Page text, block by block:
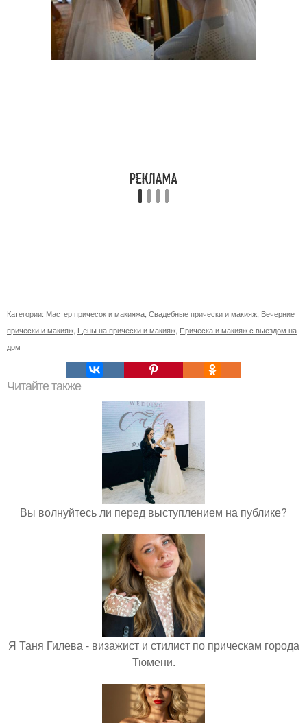
Категории: Мастер причесок и макияжа Свадебные прически и макияж Вечерние
прически и макияж Цены на прически и макияж Прическа и макияж с выездом на
дом
Читайте также
Вы волнуйтесь ли перед выступлением на публике?
Я Таня Гилева - визажист и стилист по прическам города
Тюмени.